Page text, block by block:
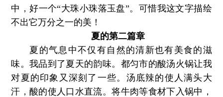
中，好一个“大珠小珠落玉盘”。可惜我这文字描绘
不出它万分之一的美！
夏的第二篇章
夏的气息中不仅有自然的清新也有美食的滋
味。我品到了夏天的韵味。都匀市的酸汤火锅让我
对夏的印象又深刻了一些。汤底辣的使人满头大
汗，酸的使人口水直流。将牛肉等食材下入锅中，